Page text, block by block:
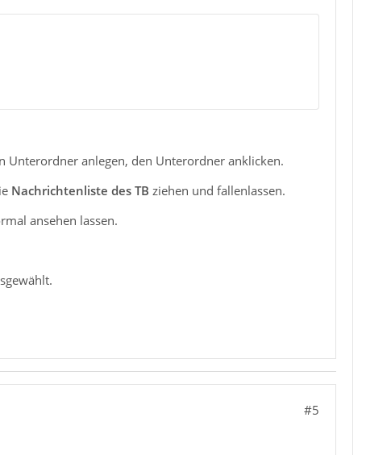
Unterordner anlegen, den Unterordner anklicken.
Nachrichtenliste des TB ziehen und fallenlassen.
ansehen lassen.
#5